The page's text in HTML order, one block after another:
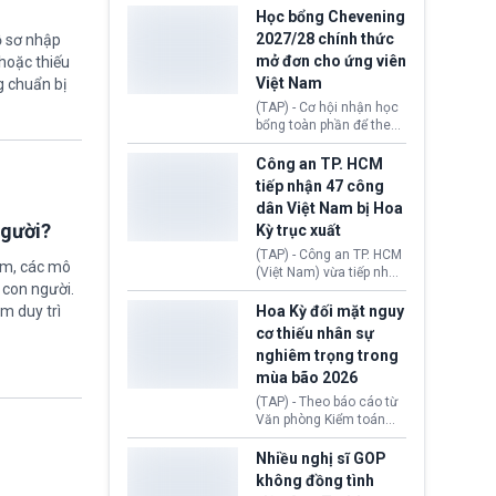
sơ nhập
thiếu
chuẩn bị
các mô
người.
duy trì
thi Thỏa thuận Rút khỏi
Liên minh châu Âu
(Withdrawal
Agreement).
Iran nhằm mở lại eo biển
Hormuz, mở đường cho
việc khôi phục hoạt
động hàng hải. Những
tín hiệu ngoại giao tích
cực này lập tức tác động
đến thị trường năng
lượng, kéo giá dầu thế
giới lùi sâu xuống dưới
mức 80 USD/thùng.
Học bổng Chevening
2027/28 chính thức
mở đơn cho ứng viên
Việt Nam
(TAP) - Cơ hội nhận học
bổng toàn phần để theo
học chương trình thạc sĩ
tại Vương quốc Anh đã
chính thức quay trở lại.
Học bổng Chevening
2027/28 của Chính phủ
Anh vừa mở cổng ứng
tuyển dành riêng ứng
viên Việt Nam, hỗ trợ
toàn bộ chi phí học tập
cùng nhiều quyền lợi
trong suốt một năm
học.
Công an TP. HCM
tiếp nhận 47 công
dân Việt Nam bị Hoa
Kỳ trục xuất
(TAP) - Công an TP. HCM
(Việt Nam) vừa tiếp nhận
47 công dân Việt Nam bị
Hoa Kỳ trục xuất về
nước. Đây là đợt có số
lượng lớn nhất từ đầu
năm 2026 đến nay, phản
ánh xu hướng gia tăng
các trường hợp trục
xuất.
Hoa Kỳ đối mặt nguy
cơ thiếu nhân sự
nghiêm trọng trong
mùa bão 2026
(TAP) - Theo báo cáo từ
Văn phòng Kiểm toán
Chính phủ (GAO), Cơ
quan Quản lý Khẩn cấp
Liên bang (FEMA) thuộc
Bộ An ninh Nội địa Hoa
Nhiều nghị sĩ GOP
không đồng tình